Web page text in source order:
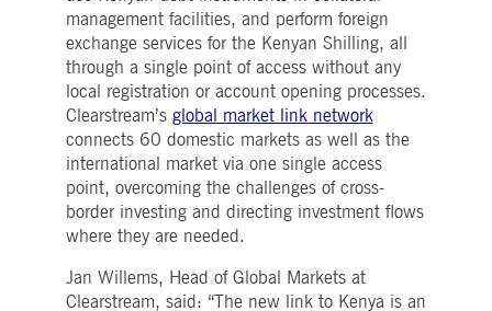
management facilities, and perform foreign
exchange services for the Kenyan Shilling, all
through a single point of access without any
local registration or account opening processes.
Clearstream’s global market link network
connects 60 domestic markets as well as the
international market via one single access
point, overcoming the challenges of cross-
border investing and directing investment flows
where they are needed.
Jan Willems, Head of Global Markets at
Clearstream, said: “The new link to Kenya is an
boerse.com
verwendet, um die
für Besucher-Cookies zu
speichern. Das Cookie-
Banner von Cookie-
Script.com muss
ordnungsgemäß
funktionieren.
deutsche-
boerse.com
Sitzung
Dieses Cookie wird vom
Application Gateway zur
Aufrechterhaltung der
Sticky Session verwendet.
LinkedIn
Corporation
5
Wochen
Wird verwendet, um die
Cookies für nicht
wesentliche Zwecke zu
speichern